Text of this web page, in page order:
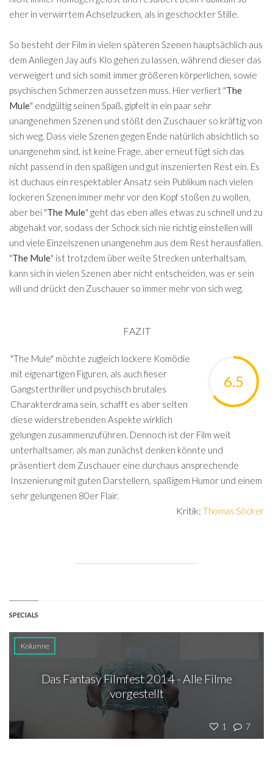
eher in verwirrtem Achselzucken, als in geschockter Stille.
So besteht der Film in vielen späteren Szenen hauptsächlich aus
dem Anliegen Jay aufs Klo gehen zu lassen, während dieser das
verweigert und sich somit immer größeren körperlichen, sowie
psychischen Schmerzen aussetzen muss. Hier verliert "The
Mule" endgültig seinen Spaß, gipfelt in ein paar sehr
unangenehmen Szenen und stößt den Zuschauer so kräftig von
sich weg. Dass viele Szenen gegen Ende natürlich absichtlich so
unangenehm sind, ist keine Frage, aber erneut fügt sich das
nicht passend in den spaßigen und gut inszenierten Rest ein. Es
ist duchaus ein respektabler Ansatz sein Publikum nach vielen
lockeren Szenen immer mehr vor den Kopf stoßen zu wollen,
aber bei "The Mule" geht das eben alles etwas zu schnell und zu
abgehakt vor, sodass der Schock sich nie richtig einstellen will
und viele Einzelszenen unangenehm aus dem Rest herausfallen.
"The Mule" ist trotzdem über weite Strecken unterhaltsam,
kann sich in vielen Szenen aber nicht entscheiden, was er sein
will und drückt den Zuschauer so immer mehr von sich weg.
FAZIT
6.5
"The Mule" möchte zugleich lockere Komödie
mit eigenartigen Figuren, als auch fieser
Gangsterthriller und psychisch brutales
Charakterdrama sein, schafft es aber selten
diese widerstrebenden Aspekte wirklich
gelungen zusammenzuführen. Dennoch ist der Film weit
unterhaltsamer, als man zunächst denken könnte und
präsentiert dem Zuschauer eine durchaus ansprechende
Inszenierung mit guten Darstellern, spaßigem Humor und einem
sehr gelungenen 80er Flair.
Kritik:Thomas Söcker
SPECIALS
Kolumne
1 7
Das Fantasy Filmfest 2014 - Alle Filme
vorgestellt